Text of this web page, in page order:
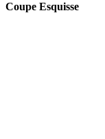
Coupe Esquisse